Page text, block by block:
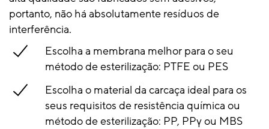
portanto, não há absolutamente resíduos de
interferência.
Escolha a membrana melhor para o seu
método de esterilização: PTFE ou PES
Escolha o material da carcaça ideal para os
seus requisitos de resistência química ou
método de esterilização: PP, PPγ ou MBS